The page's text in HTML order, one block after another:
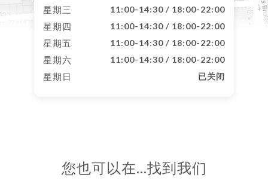
星期三 11:00-14:30 / 18:00-22:00
星期四 11:00-14:30 / 18:00-22:00
星期五 11:00-14:30 / 18:00-22:00
星期六 11:00-14:30 / 18:00-22:00
星期日 已关闭
您也可以在…找到我们